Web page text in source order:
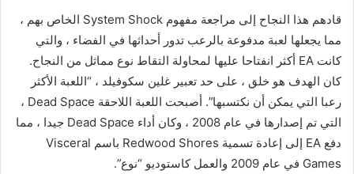
قادهم هذا النجاح إلى مراجعة مفهوم System Shock الخاص بهم ،
مما يجعلها لعبة مدفوعة بالرعب تدور أحداثها في الفضاء ، والتي
كانت EA أكثر انفتاحا عليها لمحاولة التقاط نوع مماثل من النجاح.
كان الهدف هو خلق ، على حد تعبير غلين سكوفيلد ، “اللعبة الأكثر
رعبا التي يمكن أن نكتسبها”. أصبحت اللعبة اللاحقة Dead Space ،
التي تم إصدارها في عام 2008 ، وكان أداء Dead Space جيدا ، مما
دفع EA إلى إعادة تسمية Redwood Shores باسم Visceral
Games في عام 2009 والعمل كاستوديو “نوع”.